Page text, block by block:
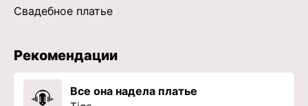
Свадебное платье
Рекомендации
Все она надела платье